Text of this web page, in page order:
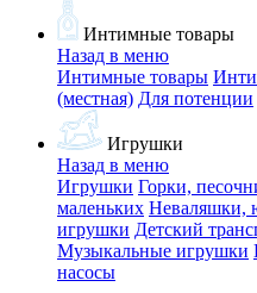
Интимные товары
Назад в меню
Интимные товары
(местная) Для потенции
Игрушки
Назад в меню
Игрушки Горки,
маленьких Неваляшки,
игрушки Детский
Музыкальные игрушки
насосы